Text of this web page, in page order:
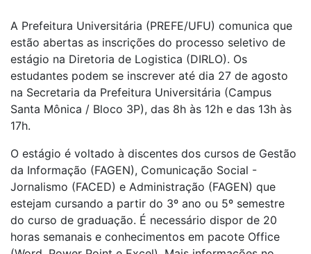
A Prefeitura Universitária (PREFE/UFU) comunica que
estão abertas as inscrições do processo seletivo de
estágio na Diretoria de Logistica (DIRLO). Os
estudantes podem se inscrever até dia 27 de agosto
na Secretaria da Prefeitura Universitária (Campus
Santa Mônica / Bloco 3P), das 8h às 12h e das 13h às
17h.
O estágio é voltado à discentes dos cursos de Gestão
da Informação (FAGEN), Comunicação Social -
Jornalismo (FACED) e Administração (FAGEN) que
estejam cursando a partir do 3º ano ou 5º semestre
do curso de graduação. É necessário dispor de 20
horas semanais e conhecimentos em pacote Office